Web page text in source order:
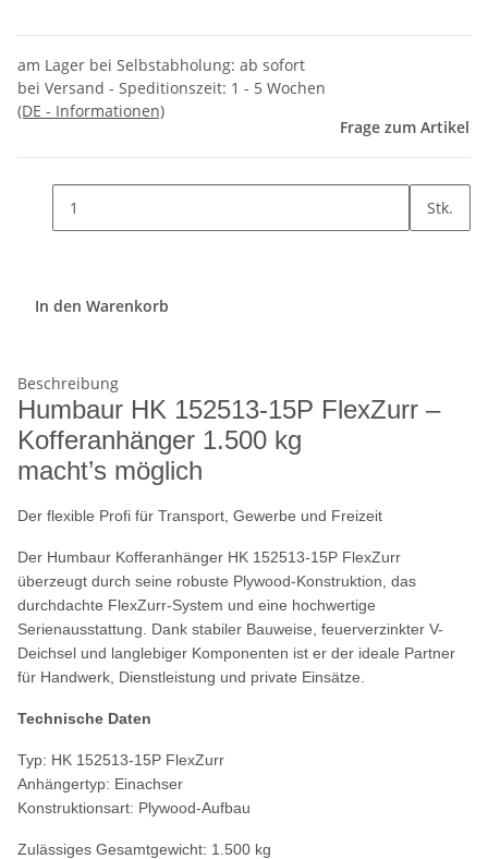
am Lager bei Selbstabholung: ab sofort
bei Versand - Speditionszeit: 1 - 5 Wochen
(DE - Informationen)
Frage zum Artikel
Stk.
In den Warenkorb
Beschreibung
Humbaur HK 152513-15P FlexZurr –
Kofferanhänger 1.500 kg
macht’s möglich
Der flexible Profi für Transport, Gewerbe und Freizeit
Der Humbaur Kofferanhänger HK 152513-15P FlexZurr
überzeugt durch seine robuste Plywood-Konstruktion, das
durchdachte FlexZurr-System und eine hochwertige
Serienausstattung. Dank stabiler Bauweise, feuerverzinkter V-
Deichsel und langlebiger Komponenten ist er der ideale Partner
für Handwerk, Dienstleistung und private Einsätze.
Technische Daten
Typ: HK 152513-15P FlexZurr
Anhängertyp: Einachser
Konstruktionsart: Plywood-Aufbau
Zulässiges Gesamtgewicht: 1.500 kg